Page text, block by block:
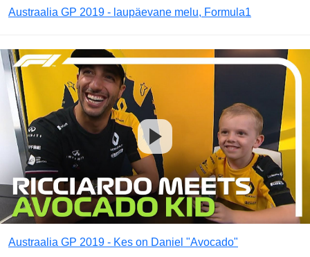
Austraalia GP 2019 - laupäevane melu, Formula1
Austraalia GP 2019 - Kes on Daniel "Avocado"